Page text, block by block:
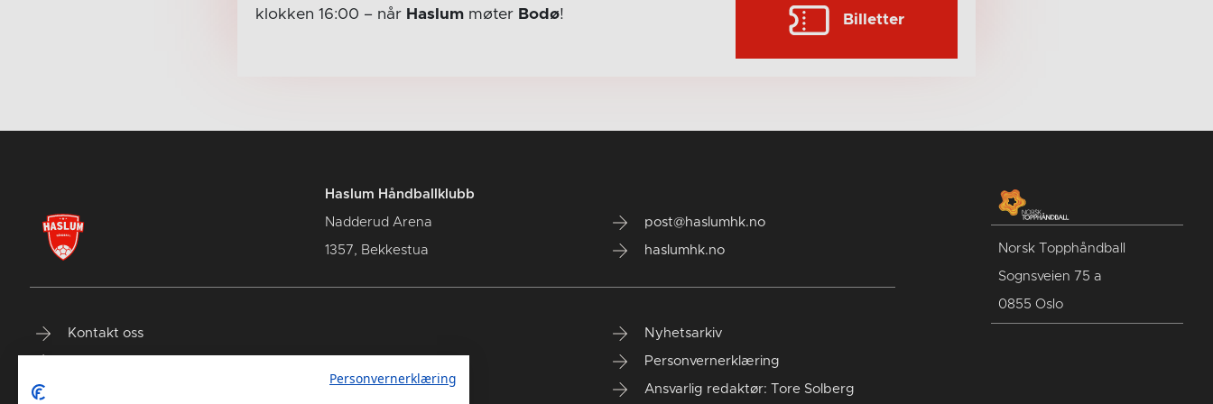
klokken 16:00 – når Haslummøter Bodø! Billetter
Haslum Håndballklubb
Nadderud Arena
1357, Bekkestua
post@haslumhk.no
haslumhk.no
Kontakt oss Nyhetsarkiv
Personvernerklæring
Ansvarlig redaktør: Tore Solberg
Norsk Topphåndball
Sognsveien 75 a
0855 Oslo
Personvernerklæring